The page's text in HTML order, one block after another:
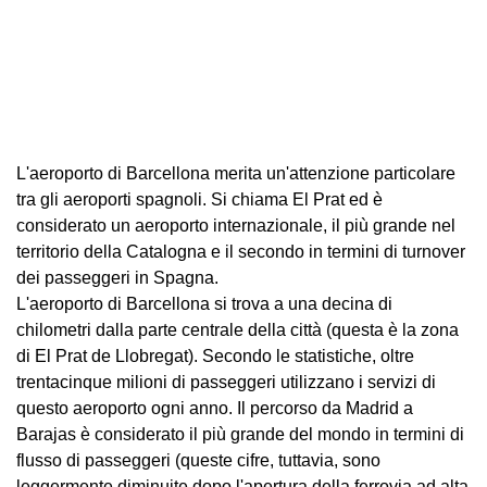
L'aeroporto di Barcellona merita un'attenzione particolare
tra gli aeroporti spagnoli. Si chiama El Prat ed è
considerato un aeroporto internazionale, il più grande nel
territorio della Catalogna e il secondo in termini di turnover
dei passeggeri in Spagna.
L'aeroporto di Barcellona si trova a una decina di
chilometri dalla parte centrale della città (questa è la zona
di El Prat de Llobregat). Secondo le statistiche, oltre
trentacinque milioni di passeggeri utilizzano i servizi di
questo aeroporto ogni anno. Il percorso da Madrid a
Barajas è considerato il più grande del mondo in termini di
flusso di passeggeri (queste cifre, tuttavia, sono